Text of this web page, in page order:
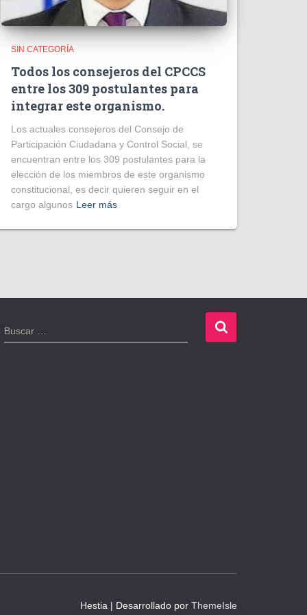
SIN CATEGORÍA
Todos los consejeros del CPCCS
entre los 309 postulantes para
integrar este organismo.
Los actuales consejeros del Consejo de
Participación Ciudadana y Control Social, se
encuentran entre los 309 postulantes para la
elección de los miembros de este organismo
constitucional, es decir quieren seguir en el
cargo algunos Leer más
B
u
Buscar …
Hestia | Desarrollado por ThemeIsle